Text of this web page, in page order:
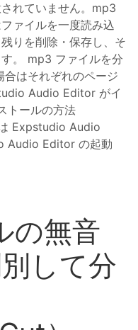
れていません。mp3
ァイルを一度読み込
りを削除・保存し、そ
。 mp3 ファイルを分
はそれぞれのページ
Audio Editor がイ
トールの方法
Expstudio Audio
Audio Editor の起動
の無音
して分